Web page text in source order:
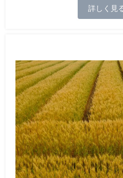
詳しく見